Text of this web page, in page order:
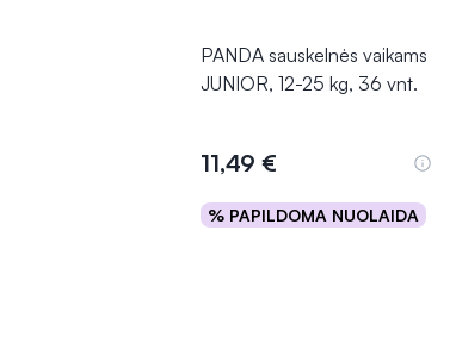
PANDA sauskelnės vaikams
JUNIOR, 12-25 kg, 36 vnt.
11,49 €
% PAPILDOMA NUOLAIDA
Į krepšelį